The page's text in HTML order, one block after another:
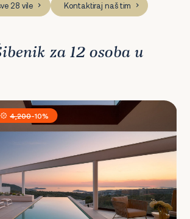
28 vile Kontaktiraj naš tim
za 12 osoba u
4,200-10%